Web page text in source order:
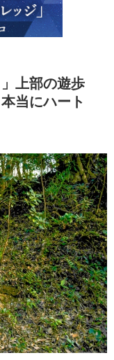
上部の遊歩
当にハート